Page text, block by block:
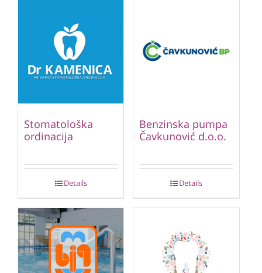
Stomatološka
ordinacija
Details
Benzinska pumpa
Čavkunović d.o.o.
Details